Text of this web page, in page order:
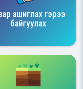
ашиглах гэрээ
байгуулах